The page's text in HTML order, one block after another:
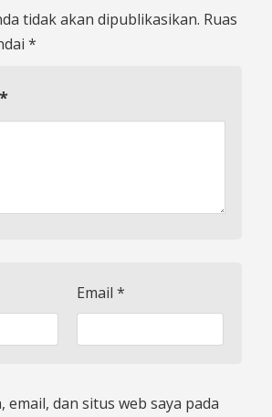
tidak akan dipublikasikan. Ruas
*
*
Email *
email, dan situs web saya pada